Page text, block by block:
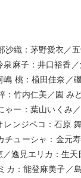
沙織：茅野愛衣／
泉麻子：井口裕香
嶋 桃：植田佳奈／
：竹内仁美／園 み
ゃー：葉山いくみ
レンジペコ：石原
チューシャ：金元
逸見エリカ：生天
カ：能登麻美子／